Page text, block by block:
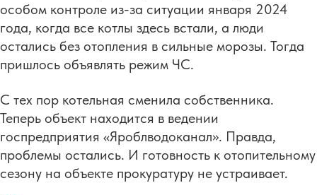
особом контроле из-за ситуации января 2024
года, когда все котлы здесь встали, а люди
остались без отопления в сильные морозы. Тогда
пришлось объявлять режим ЧС.
С тех пор котельная сменила собственника.
Теперь объект находится в ведении
госпредприятия «Яроблводоканал». Правда,
проблемы остались. И готовность к отопительному
сезону на объекте прокуратуру не устраивает.